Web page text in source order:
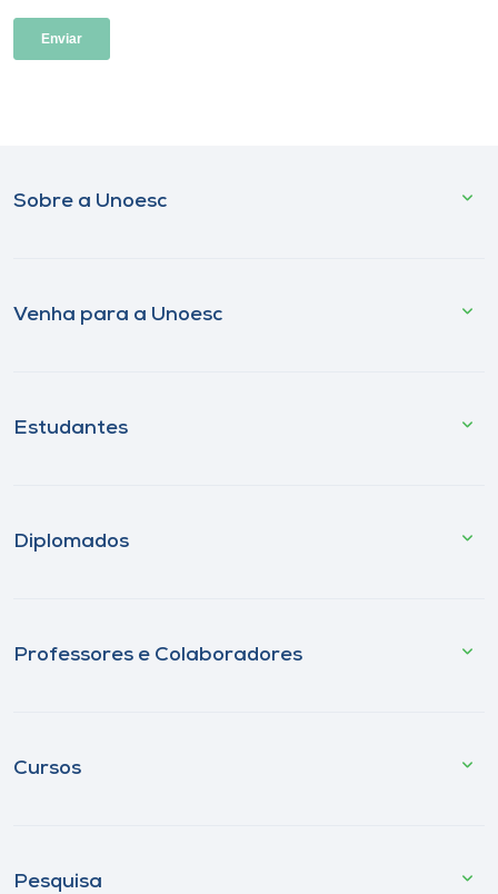
Sobre a Unoesc
Venha para a Unoesc
Estudantes
Diplomados
Professores e Colaboradores
Cursos
Pesquisa